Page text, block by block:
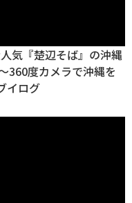
気『楚辺そば』の沖縄
360度カメラで沖縄を
イログ